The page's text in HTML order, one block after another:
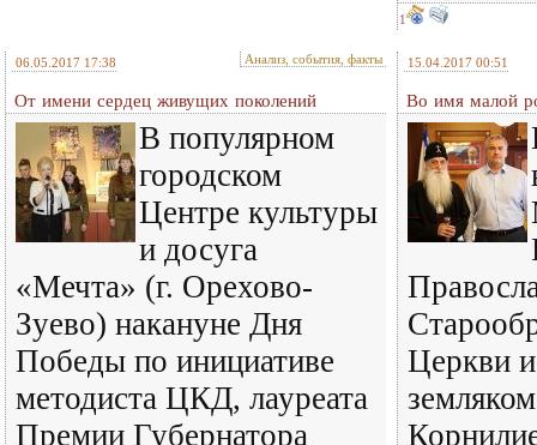
1
06.05.2017 17:38 Анализ, события, факты
От имени сердец живущих поколений
В популярном
городском
Центре культуры
и досуга
«Мечта» (г. Орехово-
Зуево) накануне Дня
Победы по инициативе
методиста ЦКД, лауреата
Премии Губернатора
15.04.2017 00:51
Во имя малой
Церкви